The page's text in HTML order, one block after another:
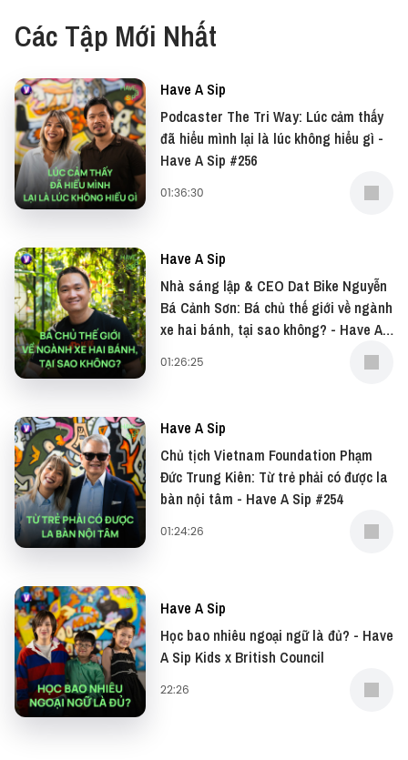
Nếu có bất cứ góp ý, phản hồi hay mong muốn hợp
tác, bạn có thể gửi email về địa chỉ
team@vietcetera.com
Yêu thích tập podcast này, bạn có thể donate cho
● Patreon:https://www.patreon.com/vietcetera
● Buy me a coffee:
https://www.buymeacoffee.com/vietcetera
#HaveASip #Vietcetera_Podcast #Vietcetera
—
Đừng quên có thể xem bản video của podcast này
tại: YouTube
—
Yêu thích tập podcast này, bạn có thể donate tại:
● Patreon:https://www.patreon.com/vietcetera
Các Tập Mới Nhất
Have A Sip
Podcaster The Tri Way: Lúc cảm thấy
đã hiểu mình lại là lúc không hiểu gì -
Have A Sip #256
01:36:30
Have A Sip
Nhà sáng lập & CEO Dat Bike Nguyễn
Bá Cảnh Sơn: Bá chủ thế giới về ngành
xe hai bánh, tại sao không? - Have A
01:26:25
Have A Sip
Chủ tịch Vietnam Foundation Phạm
Đức Trung Kiên: Từ trẻ phải có được la
bàn nội tâm - Have A Sip #254
01:24:26
Have A Sip
Học bao nhiêu ngoại ngữ là đủ? - Have
A Sip Kids x British Council
22:26